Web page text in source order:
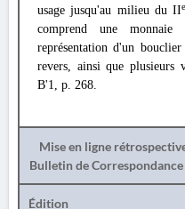
usage jusqu'au milieu du IIe
comprend une monnaie
représentation d'un
revers, ainsi que plusieurs
Β'1, p. 268.
Mise en ligne
Bulletin de
Édition